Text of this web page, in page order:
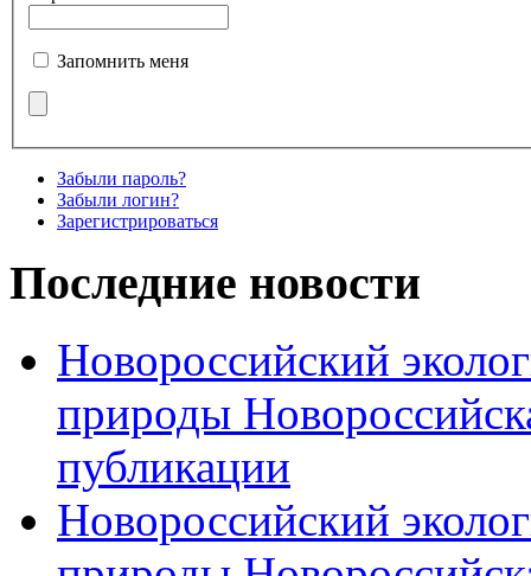
Запомнить меня
Забыли пароль?
Забыли логин?
Зарегистрироваться
Последние новости
Новороссийский
природы
публикации
Новороссийский